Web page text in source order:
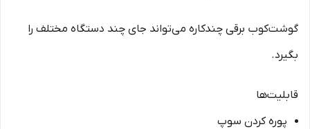
گوشت‌کوب برقی چندکاره می‌تواند جای چند دستگاه مختلف را
بگیرد.
قابلیت‌ها
پوره کردن سوپ